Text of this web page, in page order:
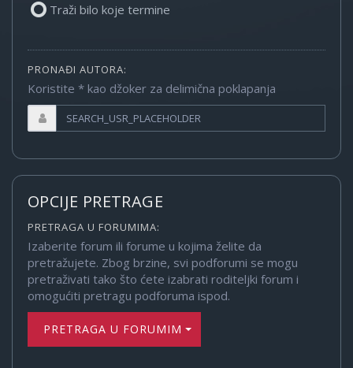
Traži bilo koje termine
PRONAĐI AUTORA:
Koristite * kao džoker za delimična poklapanja
OPCIJE PRETRAGE
PRETRAGA U FORUMIMA:
Izaberite forum ili forume u kojima želite da
pretražujete. Zbog brzine, svi podforumi se mogu
pretraživati tako što ćete izabrati roditeljki forum i
omogućiti pretragu podforuma ispod.
PRETRAGA U FORUMIMA